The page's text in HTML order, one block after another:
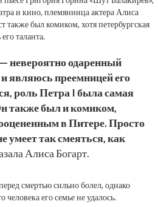
и кино, племянница актера Алиса
также был комиком, хотя петербургская
таланта.
невероятно одаренный
являюсь преемницей его
роль Петра I была самая
также был и комиком,
в Питере. Просто
умеет так смеяться, как
Алиса Богарт.
смертью сильно болел, однако
человека его семье не удалось.